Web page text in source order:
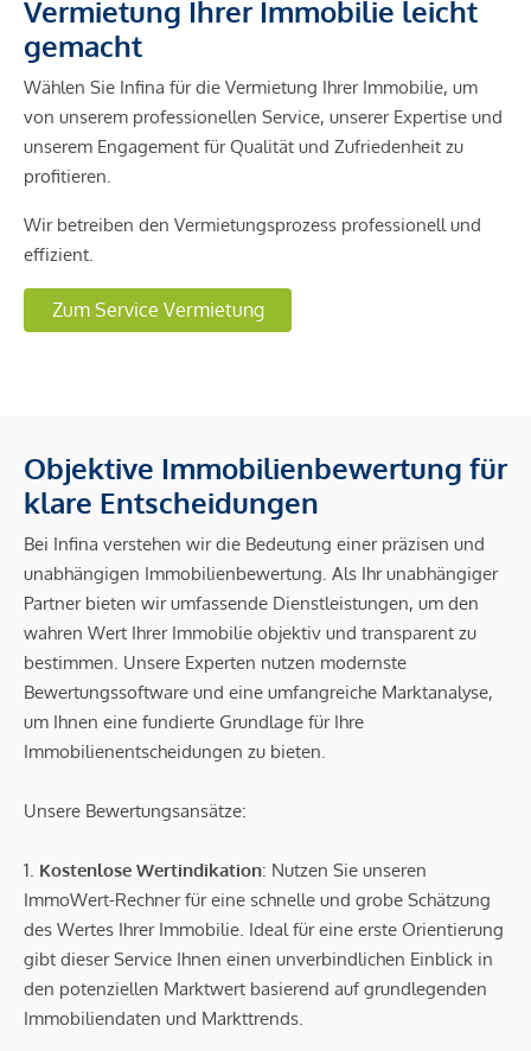
Vermietung Ihrer Immobilie leicht
gemacht
Wählen Sie Infina für die Vermietung Ihrer Immobilie, um
von unserem professionellen Service, unserer Expertise und
unserem Engagement für Qualität und Zufriedenheit zu
profitieren.
Wir betreiben den Vermietungsprozess professionell und
effizient.
Zum Service Vermietung
Objektive Immobilienbewertung für
klare Entscheidungen
Bei Infina verstehen wir die Bedeutung einer präzisen und
unabhängigen Immobilienbewertung. Als Ihr unabhängiger
Partner bieten wir umfassende Dienstleistungen, um den
wahren Wert Ihrer Immobilie objektiv und transparent zu
bestimmen. Unsere Experten nutzen modernste
Bewertungssoftware und eine umfangreiche Marktanalyse,
um Ihnen eine fundierte Grundlage für Ihre
Immobilienentscheidungen zu bieten.
Unsere Bewertungsansätze:
1. Kostenlose Wertindikation: Nutzen Sie unseren
ImmoWert-Rechner für eine schnelle und grobe Schätzung
des Wertes Ihrer Immobilie. Ideal für eine erste Orientierung
gibt dieser Service Ihnen einen unverbindlichen Einblick in
den potenziellen Marktwert basierend auf grundlegenden
Immobiliendaten und Markttrends.